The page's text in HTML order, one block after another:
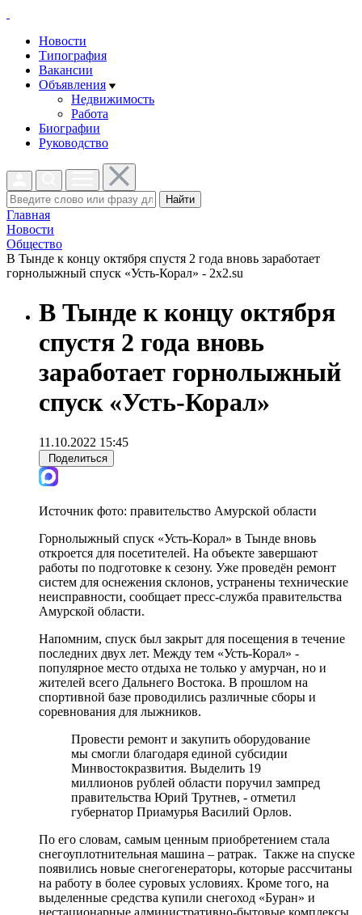
Новости
Типография
Вакансии
Объявления
Недвижимость
Работа
Биографии
Руководство
Найти
Главная
Новости
Общество
В Тынде к концу октября спустя 2 года вновь заработает
горнолыжный спуск «Усть-Корал» - 2x2.su
В Тынде к концу октября
спустя 2 года вновь
заработает горнолыжный
спуск «Усть-Корал»
11.10.2022 15:45
Поделиться
Источник фото: правительство Амурской области
Горнолыжный спуск «Усть-Корал» в Тынде вновь
откроется для посетителей. На объекте завершают
работы по подготовке к сезону. Уже проведён ремонт
систем для оснежения склонов, устранены технические
неисправности, сообщает пресс-служба правительства
Амурской области.
Напомним, спуск был закрыт для посещения в течение
последних двух лет. Между тем «Усть-Корал» -
популярное место отдыха не только у амурчан, но и
жителей всего Дальнего Востока. В прошлом на
спортивной базе проводились различные сборы и
соревнования для лыжников.
Провести ремонт и закупить оборудование
мы смогли благодаря единой субсидии
Минвостокразвития. Выделить 19
миллионов рублей области поручил зампред
правительства Юрий Трутнев, - отметил
губернатор Приамурья Василий Орлов.
По его словам, самым ценным приобретением стала
снегоуплотнительная машина – ратрак. Также на спуске
появились новые снегогенераторы, которые рассчитаны
на работу в более суровых условиях. Кроме того, на
выделенные средства купили снегоход «Буран» и
нестационарные административно-бытовые комплексы